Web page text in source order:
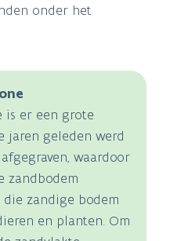
onder het
is er een grote
jaren geleden werd
waardoor
zandbodem
zandige bodem
en planten. Om